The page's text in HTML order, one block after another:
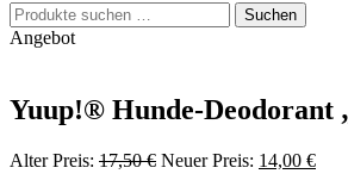
Suchen
nach:
Suchen
Angebot
Yuup!® Hunde-Deodorant
Alter Preis: 17,50€ Ursprünglicher
Neuer Preis: 14,00 €